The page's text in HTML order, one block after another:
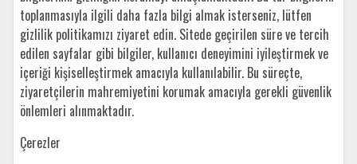
toplanmasıyla ilgili daha fazla bilgi almak isterseniz, lütfen
gizlilik politikamızı ziyaret edin. Sitede geçirilen süre ve tercih
edilen sayfalar gibi bilgiler, kullanıcı deneyimini iyileştirmek ve
içeriği kişiselleştirmek amacıyla kullanılabilir. Bu süreçte,
ziyaretçilerin mahremiyetini korumak amacıyla gerekli güvenlik
önlemleri alınmaktadır.
Çerezler